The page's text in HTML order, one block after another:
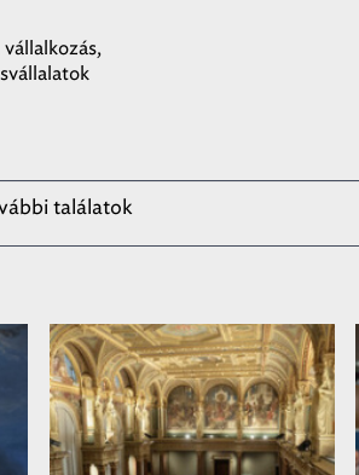
találatok